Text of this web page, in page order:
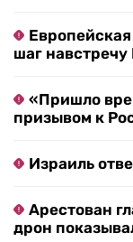
шаг навстречу
«Пришло
призывом к
Израиль
Арестован
дрон